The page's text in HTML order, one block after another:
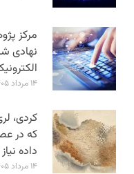
مرکز
۱۴ مرداد ۱۴۰۵
کردی،
که در
داده
۱۴ مرداد ۱۴۰۵